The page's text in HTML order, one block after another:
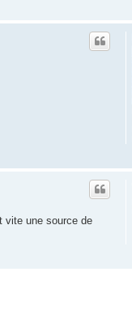
vite une source de